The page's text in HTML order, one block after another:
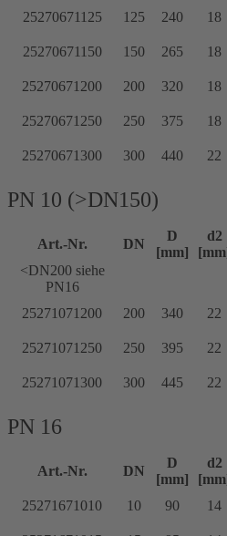
25270671125 125 240 18
25270671150 150 265 18
25270671200 200 320 18
25270671250 250 375 18
25270671300 300 440 22
PN 10 (>DN150)
Art.-Nr. DN
D
[mm]
d2
<DN200 siehe
PN16
25271071200
200 340 22
25271071250 250 395 22
25271071300 300 445 22
PN 16
Art.-Nr. DN
D
[mm]
d2
25271671010 10 90 14